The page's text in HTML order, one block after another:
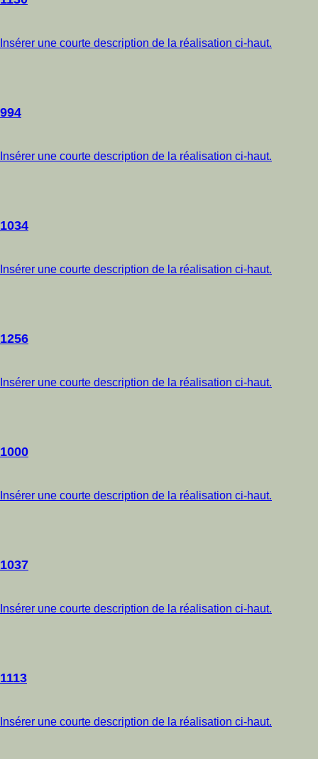
Insérer une courte description de la réalisation ci-haut.
994
Insérer une courte description de la réalisation ci-haut.
1034
Insérer une courte description de la réalisation ci-haut.
1256
Insérer une courte description de la réalisation ci-haut.
1000
Insérer une courte description de la réalisation ci-haut.
1037
Insérer une courte description de la réalisation ci-haut.
1113
Insérer une courte description de la réalisation ci-haut.